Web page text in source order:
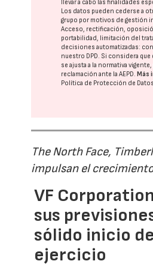
llevar a cabo las finalidades
Los datos pueden cederse a
grupo por motivos de gestión
Acceso, rectificación,
portabilidad, limitación del
decisiones automatizadas:
nuestro DPD. Si considera
se ajusta a la normativa
reclamación ante laAEPD. Más
Política de Protección de Datos
The North Face,
impulsan el
VF
sus
sólido inicio de
ejercicio